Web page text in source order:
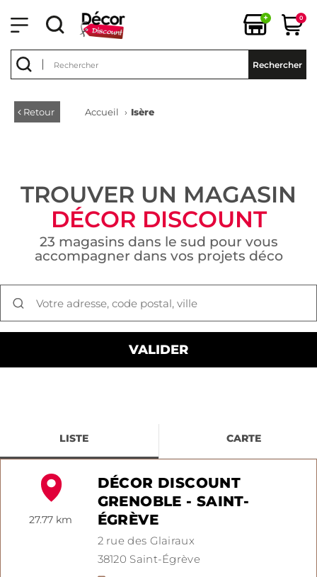
+ 0
Rechercher
Retour Accueil › Isère
TROUVER UN MAGASIN
DÉCOR DISCOUNT
23 magasins dans le sud pour vous
accompagner dans vos projets déco
LISTE CARTE
27.77 km
DÉCOR DISCOUNT
GRENOBLE - SAINT-
ÉGRÈVE
2 rue des Glairaux
38120 Saint-Égrève